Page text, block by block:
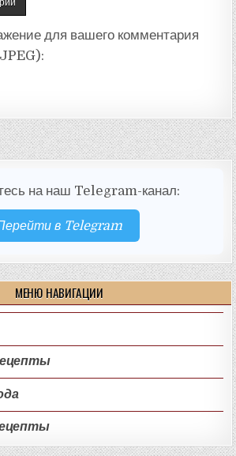
для вашего комментария
на наш Telegram-канал:
в Telegram
МЕНЮ НАВИГАЦИИ